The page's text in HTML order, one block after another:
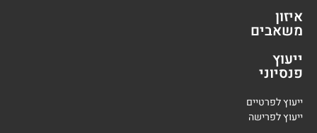
איזון
משאבים
ייעוץ
פנסיוני
ייעוץ לפרטיים
ייעוץ לפרישה